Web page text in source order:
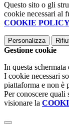
Questo sito o gli
cookie necessari al
COOKIE
Personalizza
Gestione cookie
In questa
I cookie necessari
piattaforma e non è
Per conoscere quali
visionare la